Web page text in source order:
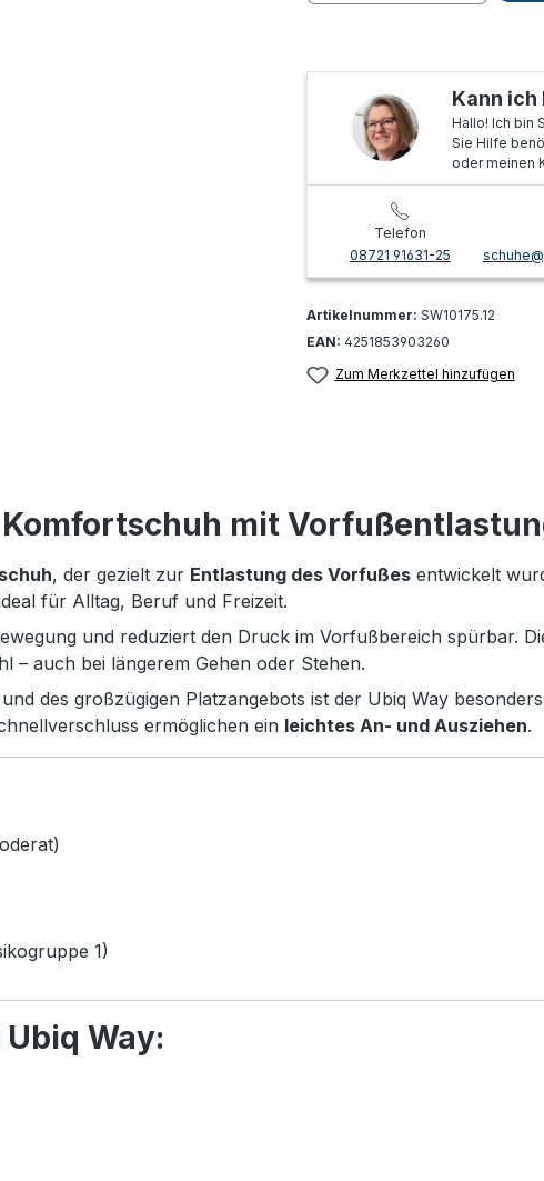
Kann ich
Hallo! Ich bin
Sie Hilfe
oder meinen
Telefon
08721 91631-25
Artikelnummer:SW10175.12
EAN:4251853903260
Zum Merkzettel hinzufügen
Komfortschuh mit
, der gezielt zur Entlastung des Vorfußes entwickelt
für Alltag, Beruf und Freizeit.
und reduziert den Druck im Vorfußbereich spürbar.
– auch bei längerem Gehen oder Stehen.
und des großzügigen Platzangebots ist der Ubiq Way
ermöglichen ein leichtes An- und Ausziehen.
1)
Way: